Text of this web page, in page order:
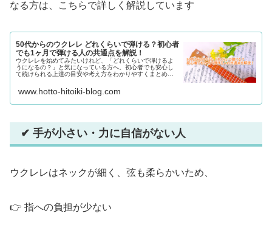
なる方は、こちらで詳しく解説しています
50代からのウクレレ どれくらいで弾ける？初心者
でも1ヶ月で弾ける人の共通点を解説！
ウクレレを始めてみたいけれど、「どれくらいで弾けるよ
うになるの？」と気になっている方へ。初心者でも安心し
て続けられる上達の目安や考え方をわかりやすくまとめま
www.hotto-hitoiki-blog.com
✔ 手が小さい・力に自信がない人
ウクレレはネックが細く、弦も柔らかいため、
👉 指への負担が少ない